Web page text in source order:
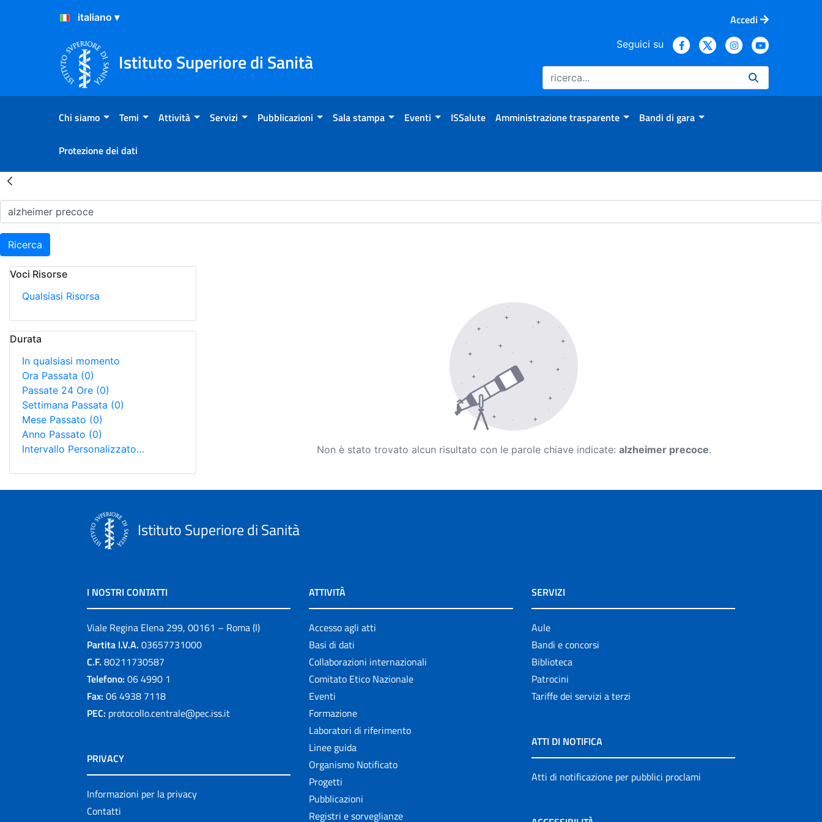
Salta al Contenuto
Salta al Footer
Accedi
Istituto Superiore di Sanità
Seguici su
Chi siamo Temi Attività Servizi Pubblicazioni Sala stampa Eventi ISSalute Amministrazione trasparente Bandi di gara
Protezione dei dati
Risultati della Ricerca - Home
Ricerca
Voci Risorse
Qualsiasi Risorsa
Durata
In qualsiasi momento
Ora Passata (0)
Passate 24 Ore (0)
Settimana Passata (0)
Mese Passato (0)
Anno Passato (0)
Intervallo Personalizzato…
Non è stato trovato alcun risultato con le parole chiave indicate: alzheimer precoce.
Istituto Superiore di Sanità
I NOSTRI CONTATTI
Viale Regina Elena 299, 00161 – Roma (I)
Partita I.V.A. 03657731000
C.F. 80211730587
Telefono: 06 4990 1
Fax: 06 4938 7118
PEC: protocollo.centrale@pec.iss.it
PRIVACY
Informazioni per la privacy
Contatti
ATTIVITÀ
Accesso agli atti
Basi di dati
Collaborazioni internazionali
Comitato Etico Nazionale
Eventi
Formazione
Laboratori di riferimento
Linee guida
Organismo Notificato
Progetti
Pubblicazioni
Registri e sorveglianze
SERVIZI
Aule
Bandi e concorsi
Biblioteca
Patrocini
Tariffe dei servizi a terzi
ATTI DI NOTIFICA
Atti di notificazione per pubblici proclami